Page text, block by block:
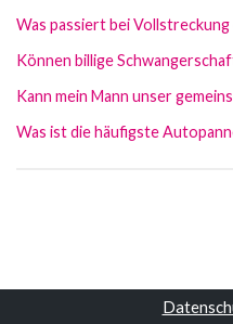
Was passiert bei Vollstreckung
Können billige
Kann mein Mann unser
Was ist die häufigste